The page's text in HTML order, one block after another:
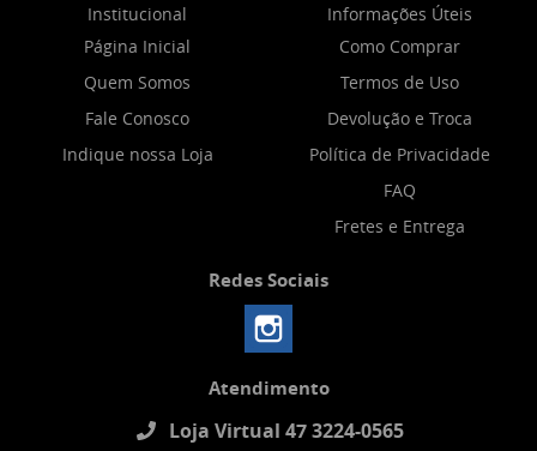
Institucional
Página Inicial
Quem Somos
Fale Conosco
Indique nossa Loja
Informações Úteis
Como Comprar
Termos de Uso
Devolução e Troca
Política de Privacidade
FAQ
Fretes e Entrega
Redes Sociais
Atendimento
Loja Virtual 47 3224-0565